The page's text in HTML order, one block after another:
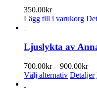
350.00kr
Lägg till i varukorg
Ljuslykta av
700.00kr – 900.00kr
Välj alternativ Den
Detaljer